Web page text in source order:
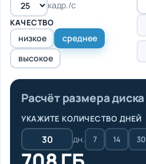
КАЧЕСТВО
низкое
среднее
высокое
Расчёт размера диска
7 14 30
708 ГБ